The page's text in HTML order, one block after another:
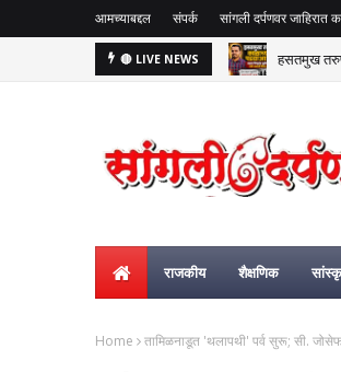
आमच्याबद्दल संपर्क सांगली दर्पणवर जाहिरात
🔴 LIVE NEWS हसतमुख तरुण
राजकीय शैक्षणिक
Home तामिळनाडूत 'थलापथी' पर्व सुरू; सी.